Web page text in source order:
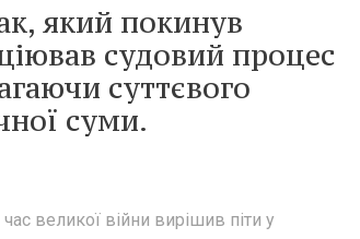
який покинув
судовий процес
суттєвого
суми.
великої війни вирішив піти у